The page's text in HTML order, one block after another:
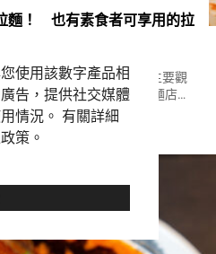
使用該數字產品相
告，提供社交媒體
情況。 有關詳細
策。
麵！ 也有素食者可享用的拉
原站到銀座站等東京都內主要觀
裡，有一家清真認證的拉麵店
Ramen Shinjukutei
Wagyu